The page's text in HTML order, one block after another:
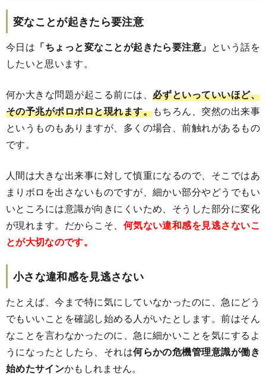
変なことが起きたら要注意
今日は 「ちょっと変なことが起きたら要注意」 という話を
したいと思います。
何か大きな問題が起こる前には、 必ずといっていいほど、
その予兆がポロポロと現れます。もちろん、突然の出来事
というものもありますが、多くの場合、前触れがあるもの
です。
人間は大きな出来事に対して慎重になるので、そこではあ
まりボロを出さないものですが、細かい部分やどうでもい
いところには意識が向きにくいため、そうした部分に変化
が現れます。だからこそ、 何気ない違和感を見逃さないこ
とが大切なのです。
小さな違和感を見逃さない
たとえば、今まで特に気にしていなかったのに、急にどう
でもいいことを確認し始める人がいたとします。前はそん
なことを言わなかったのに、急に細かいことを気にするよ
うになったとしたら、それは何らかの危機管理意識が働き
始めたサインかもしれません。